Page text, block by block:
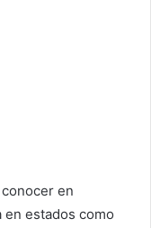
en
en estados como